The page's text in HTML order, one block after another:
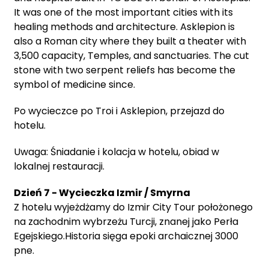
It was one of the most important cities with its
healing methods and architecture. Asklepion is
also a Roman city where they built a theater with
3,500 capacity, Temples, and sanctuaries. The cut
stone with two serpent reliefs has become the
symbol of medicine since.
Po wycieczce po Troi i Asklepion, przejazd do
hotelu.
Uwaga: Śniadanie i kolacja w hotelu, obiad w
lokalnej restauracji.
Dzień 7 - Wycieczka Izmir / Smyrna
Z hotelu wyjeżdżamy do Izmir City Tour położonego
na zachodnim wybrzeżu Turcji, znanej jako Perła
Egejskiego.Historia sięga epoki archaicznej 3000
pne.